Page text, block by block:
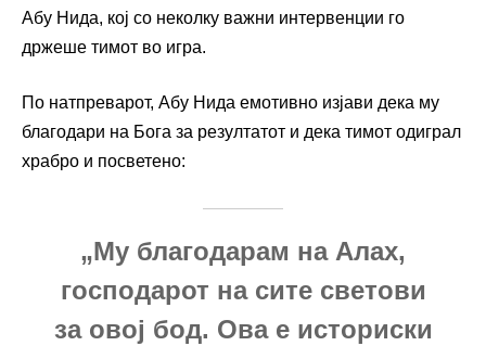
Абу Нида, кој со неколку важни интервенции го
држеше тимот во игра.
По натпреварот, Абу Нида емотивно изјави дека му
благодари на Бога за резултатот и дека тимот одиграл
храбро и посветено:
„Му благодарам на Алах,
господарот на сите светови
за овој бод. Ова е историски